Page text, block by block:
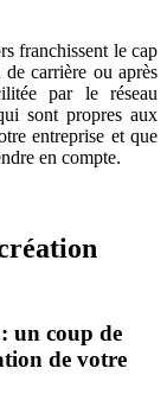
franchissent le cap
carrière ou après
par le réseau
sont propres aux
entreprise et que
en compte.
un coup de
de votre